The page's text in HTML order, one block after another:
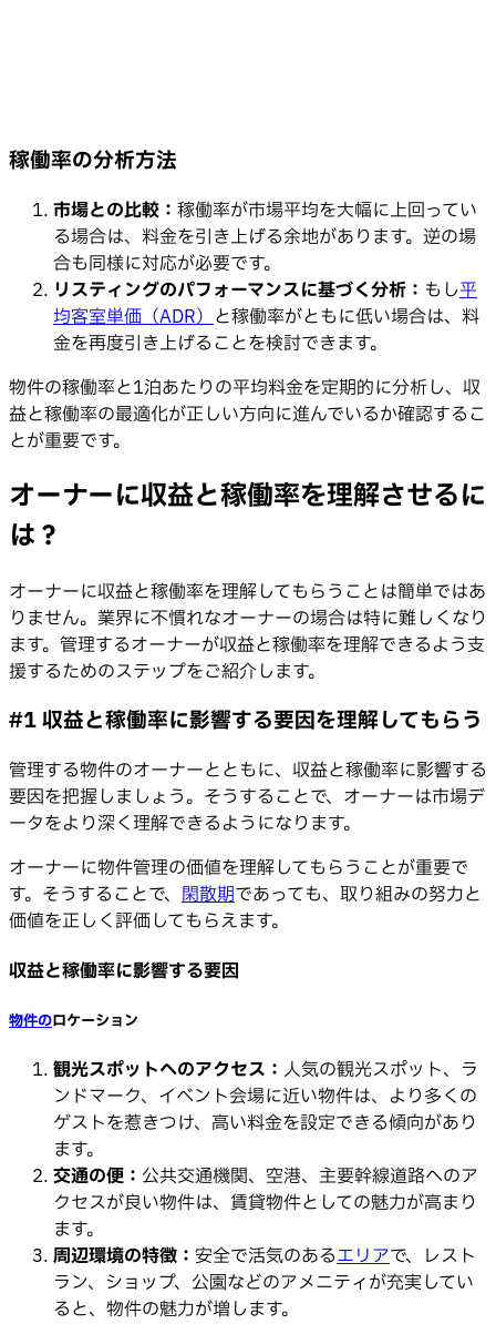
稼働率の分析方法
市場との比較： 稼働率が市場平均を大幅に上回ってい
る場合は、料金を引き上げる余地があります。逆の場
合も同様に対応が必要です。
リスティングのパフォーマンスに基づく分析： もし平
均客室単価（ADR）と稼働率がともに低い場合は、料
金を再度引き上げることを検討できます。
物件の稼働率と1泊あたりの平均料金を定期的に分析し、収
益と稼働率の最適化が正しい方向に進んでいるか確認するこ
とが重要です。
オーナーに収益と稼働率を理解させるに
は？
オーナーに収益と稼働率を理解してもらうことは簡単ではあ
りません。業界に不慣れなオーナーの場合は特に難しくなり
ます。管理するオーナーが収益と稼働率を理解できるよう支
援するためのステップをご紹介します。
#1 収益と稼働率に影響する要因を理解してもらう
管理する物件のオーナーとともに、収益と稼働率に影響する
要因を把握しましょう。そうすることで、オーナーは市場デ
ータをより深く理解できるようになります。
オーナーに物件管理の価値を理解してもらうことが重要で
す。そうすることで、 閑散期であっても、取り組みの努力と
価値を正しく評価してもらえます。
収益と稼働率に影響する要因
物件のロケーション
観光スポットへのアクセス： 人気の観光スポット、ラ
ンドマーク、イベント会場に近い物件は、より多くの
ゲストを惹きつけ、高い料金を設定できる傾向があり
ます。
交通の便： 公共交通機関、空港、主要幹線道路へのア
クセスが良い物件は、賃貸物件としての魅力が高まり
ます。
周辺環境の特徴： 安全で活気のあるエリアで、レスト
ラン、ショップ、公園などのアメニティが充実してい
ると、物件の魅力が増します。